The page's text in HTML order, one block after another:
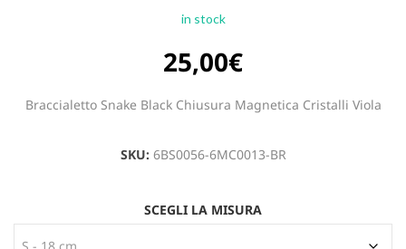
in stock
25,00€
Braccialetto Snake Black Chiusura Magnetica Cristalli Viola
SKU: 6BS0056-6MC0013-BR
SCEGLI LA MISURA